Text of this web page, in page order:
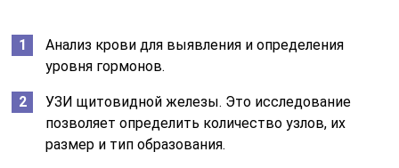
Анализ крови для выявления и определения
уровня гормонов.
УЗИ щитовидной железы. Это исследование
позволяет определить количество узлов, их
размер и тип образования.